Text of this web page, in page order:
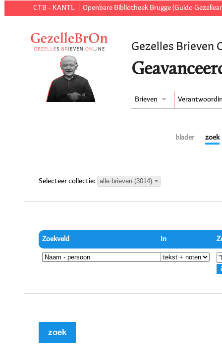
CTB - KANTL Openbare Bibliotheek Brugge (Guido
Gezelles Brieven
Brieven
blader zoek
Selecteer collectie: alle brieven (3014)
Zoekveld In